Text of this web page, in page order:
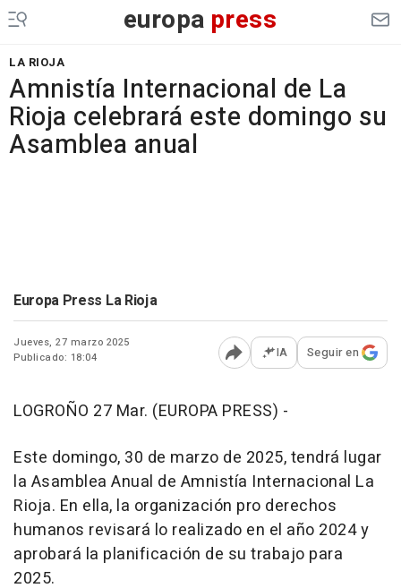
europa press
LA RIOJA
Amnistía Internacional de La
Rioja celebrará este domingo su
Asamblea anual
Europa Press La Rioja
Jueves, 27 marzo 2025
Publicado: 18:04
Abrir opciones para
IA Seguir en
LOGROÑO 27 Mar. (EUROPA PRESS) -
Este domingo, 30 de marzo de 2025, tendrá lugar
la Asamblea Anual de Amnistía Internacional La
Rioja. En ella, la organización pro derechos
humanos revisará lo realizado en el año 2024 y
aprobará la planificación de su trabajo para
2025.